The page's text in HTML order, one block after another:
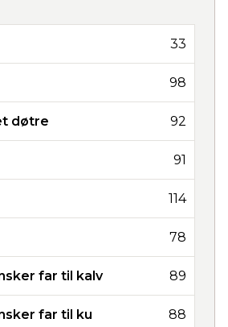
33
98
døtre 92
91
114
78
far til kalv 89
far til ku 88